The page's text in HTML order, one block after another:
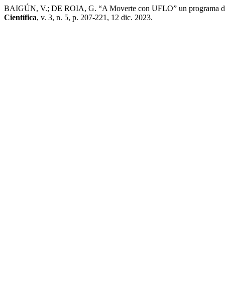
BAIGÚN, V.; DE ROIA, G. “A Moverte con UFLO” un programa
Científica, v. 3, n. 5, p. 207-221, 12 dic. 2023.